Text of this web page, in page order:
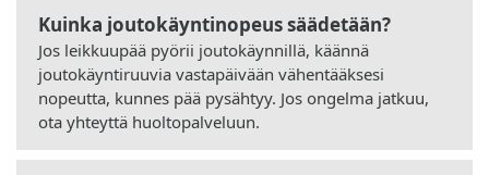
Kuinka joutokäyntinopeus säädetään?
Jos leikkuupää pyörii joutokäynnillä, käännä
joutokäyntiruuvia vastapäivään vähentääksesi
nopeutta, kunnes pää pysähtyy. Jos ongelma jatkuu,
ota yhteyttä huoltopalveluun.